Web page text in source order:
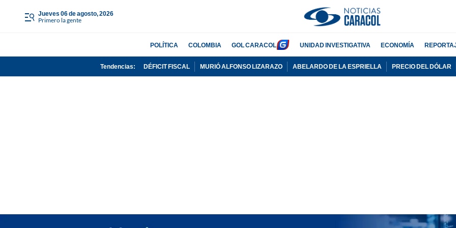
jueves 06 de agosto, 2026
Primero la gente
POLÍTICA COLOMBIA GOL CARACOL UNIDAD INVESTIGATIVA ECONOMÍA
Tendencias: DÉFICIT FISCAL MURIÓ ALFONSO LIZARAZO ABELARDO DE LA ESPRIELLA PRECIO DEL DÓLAR